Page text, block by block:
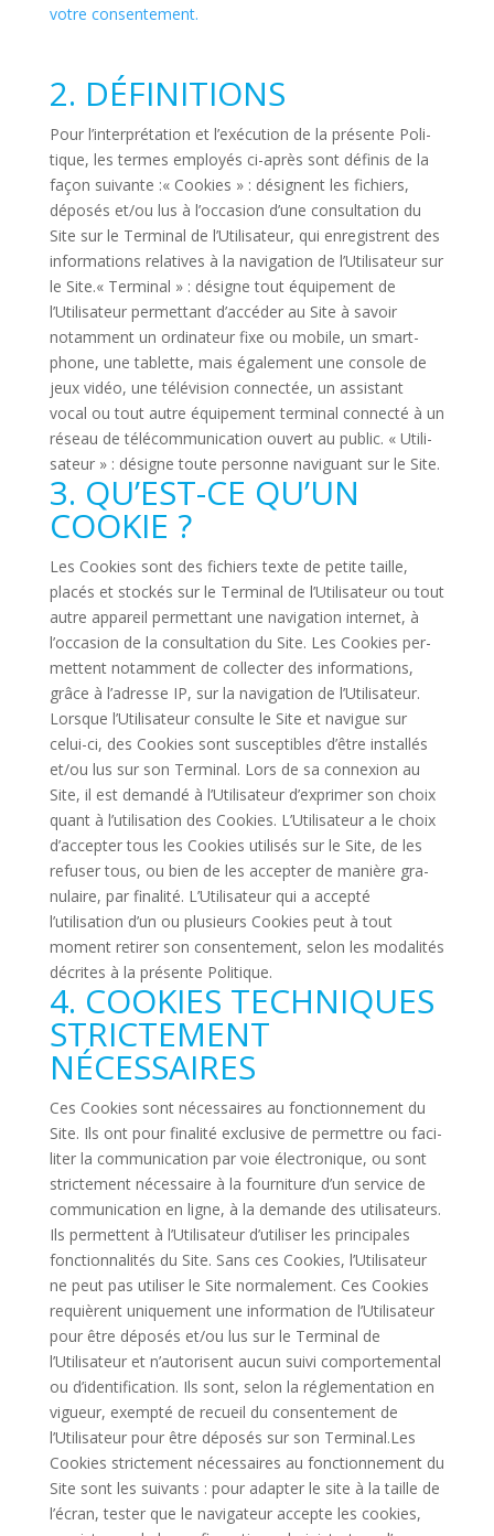
votre consentement.
2. DÉFINITIONS
Pour l’interprétation et l’exécution de la pré­sente Poli­
tique, les termes employés ci-après sont définis de la
façon sui­vante :« Cookies » : dési­gnent les fichiers,
déposés et/ou lus à l’occasion d’une consul­ta­tion du
Site sur le Ter­minal de l’Utilisateur, qui enre­gistrent des
infor­ma­tions rela­tives à la navi­ga­tion de l’Utilisateur sur
le Site.« Ter­minal » : désigne tout équi­pe­ment de
l’Utilisateur per­met­tant d’accéder au Site à savoir
notam­ment un ordi­na­teur fixe ou mobile, un smart­
phone, une tablette, mais éga­le­ment une console de
jeux vidéo, une télé­vi­sion connectée, un assis­tant
vocal ou tout autre équi­pe­ment ter­minal connecté à un
réseau de télé­com­mu­ni­ca­tion ouvert au public. « Uti­li­
sa­teur » : désigne toute per­sonne navi­guant sur le Site.
3. QU’EST-CE QU’UN
COOKIE ?
Les Cookies sont des fichiers texte de petite taille,
placés et sto­ckés sur le Ter­minal de l’Utilisateur ou tout
autre appa­reil per­met­tant une navi­ga­tion internet, à
l’occasion de la consul­ta­tion du Site. Les Cookies per­
mettent notam­ment de col­lecter des infor­ma­tions,
grâce à l’adresse IP, sur la navi­ga­tion de l’Utilisateur.
Lorsque l’Utilisateur consulte le Site et navigue sur
celui-ci, des Cookies sont sus­cep­tibles d’être ins­tallés
et/ou lus sur son Ter­minal. Lors de sa connexion au
Site, il est demandé à l’Utilisateur d’exprimer son choix
quant à l’utilisation des Cookies. L’Utilisateur a le choix
d’accepter tous les Cookies uti­lisés sur le Site, de les
refuser tous, ou bien de les accepter de manière gra­
nu­laire, par fina­lité. L’Utilisateur qui a accepté
l’utilisation d’un ou plu­sieurs Cookies peut à tout
moment retirer son consen­te­ment, selon les moda­lités
décrites à la pré­sente Politique.
4. COOKIES TECHNIQUES
STRICTEMENT
NÉCESSAIRES
Ces Cookies sont néces­saires au fonc­tion­ne­ment du
Site. Ils ont pour fina­lité exclu­sive de per­mettre ou faci­
liter la com­mu­ni­ca­tion par voie élec­tro­nique, ou sont
stric­te­ment néces­saire à la four­ni­ture d’un ser­vice de
com­mu­ni­ca­tion en ligne, à la demande des uti­li­sa­teurs.
Ils per­mettent à l’Utilisateur d’utiliser les prin­ci­pales
fonc­tion­na­lités du Site. Sans ces Cookies, l’Utilisateur
ne peut pas uti­liser le Site nor­ma­le­ment. Ces Cookies
requièrent uni­que­ment une infor­ma­tion de l’Utilisateur
pour être déposés et/ou lus sur le Ter­minal de
l’Utilisateur et n’autorisent aucun suivi com­por­te­mental
ou d’identification. Ils sont, selon la régle­men­ta­tion en
vigueur, exempté de recueil du consen­te­ment de
l’Utilisateur pour être déposés sur son Terminal.Les
Cookies stric­te­ment néces­saires au fonc­tion­ne­ment du
Site sont les sui­vants : pour adapter le site à la taille de
l’écran, tester que le navi­ga­teur accepte les cookies,